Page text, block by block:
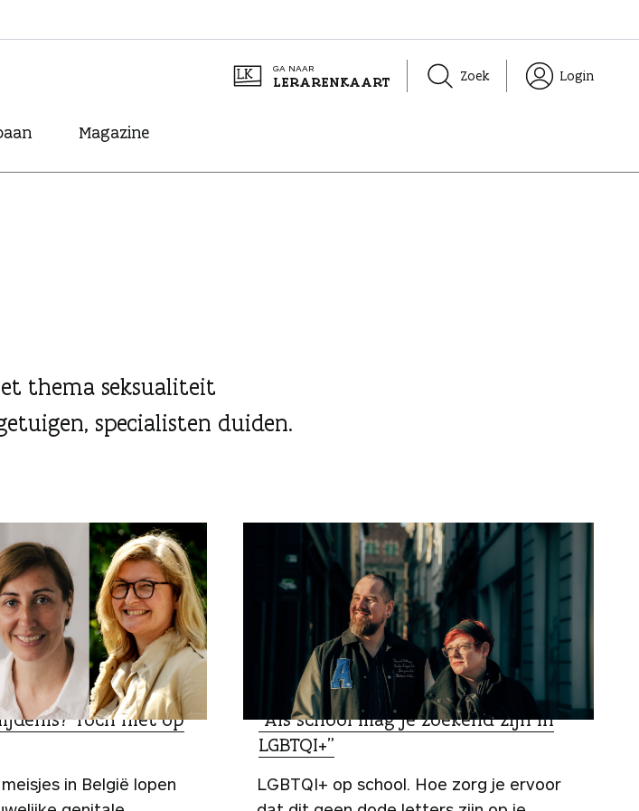
GA NAAR
LERARENKAART Zoek Login
Magazine
thema seksualiteit
specialisten duiden.
Toch niet op
in België lopen
SPECIALIST
“Als school mag je zoekend zijn in
LGBTQI+”
LGBTQI+ op school. Hoe zorg je ervoor